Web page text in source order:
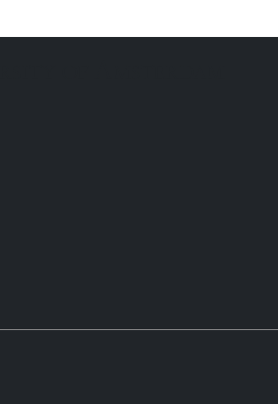
gegevens waarvan de validiteit nog ter